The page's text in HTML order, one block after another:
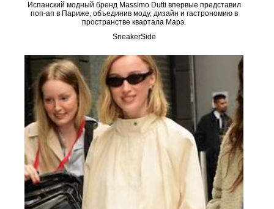
Испанский модный бренд Massimo Dutti впервые представил
поп-ап в Париже, объединив моду, дизайн и гастрономию в
пространстве квартала Марэ.
SneakerSide